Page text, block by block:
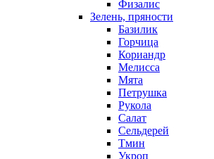
Физалис
Зелень, пряности
Базилик
Горчица
Кориандр
Мелисса
Мята
Петрушка
Рукола
Салат
Сельдерей
Тмин
Укроп